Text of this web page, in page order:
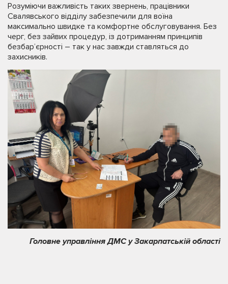
Розуміючи важливість таких звернень, працівники
Свалявського відділу забезпечили для воїна
максимально швидке та комфортне обслуговування. Без
черг, без зайвих процедур, із дотриманням принципів
безбар’єрності – так у нас завжди ставляться до
захисників.
Головне управління ДМС у Закарпатській області